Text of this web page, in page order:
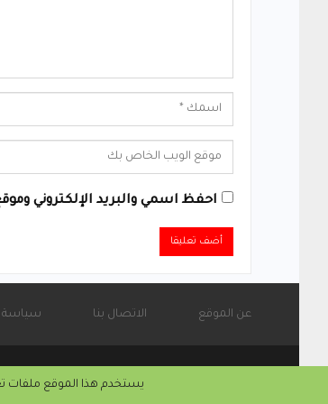
احفظ اسمي والبريد الإلكتروني
عن الموقع الاتصال بنا سياسة
يستخدم هذا الموقع ملفات